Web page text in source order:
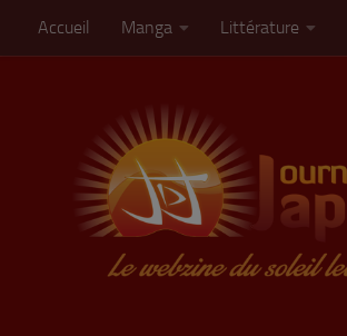
Skip to content
Accueil Manga Littérature